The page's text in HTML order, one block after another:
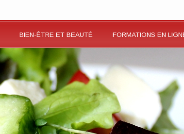
BIEN-ÊTRE ET BEAUTÉ FORMATIONS EN